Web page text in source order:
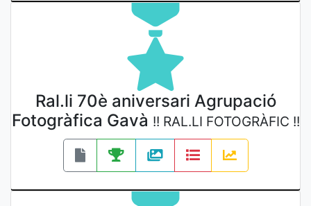
Ral.li 70è aniversari Agrupació
Fotogràfica Gavà !! RAL.LI FOTOGRÀFIC !!